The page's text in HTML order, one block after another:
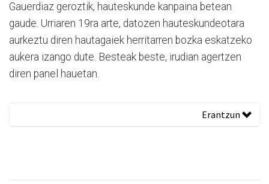
Gauerdiaz geroztik, hauteskunde kanpaina betean
gaude. Urriaren 19ra arte, datozen hauteskundeotara
aurkeztu diren hautagaiek herritarren bozka eskatzeko
aukera izango dute. Besteak beste, irudian agertzen
diren panel hauetan.
Erantzun